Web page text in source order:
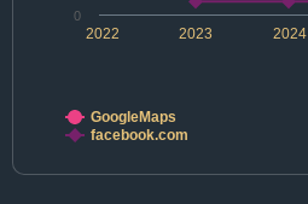
2022 2024
2023
0
GoogleMaps
facebook.com